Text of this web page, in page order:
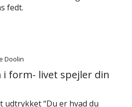
fedt.
Doolin
i form- livet spejler din
udtrykket “Du er hvad du